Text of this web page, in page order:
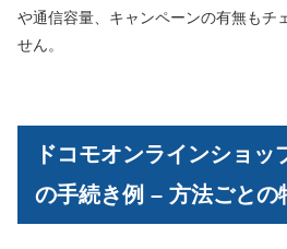
や通信容量、キャンペーンの有無もチ
せん。
ドコモオンラインショ
の手続き例 – 方法ごとの